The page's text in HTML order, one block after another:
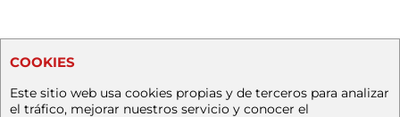
COOKIES
Este sitio web usa cookies propias y de terceros para analizar
el tráfico, mejorar nuestros servicio y conocer el